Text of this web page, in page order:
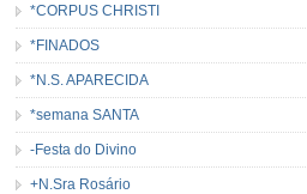
*CORPUS CHRISTI
*FINADOS
*N.S. APARECIDA
*semana SANTA
-Festa do Divino
+N.Sra Rosário